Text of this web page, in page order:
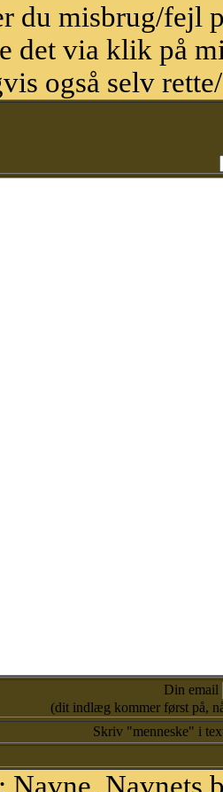
du misbrug/fejl
det via klik på
også selv
Din email
(dit indlæg kommer først på,
Skriv "menneske" i